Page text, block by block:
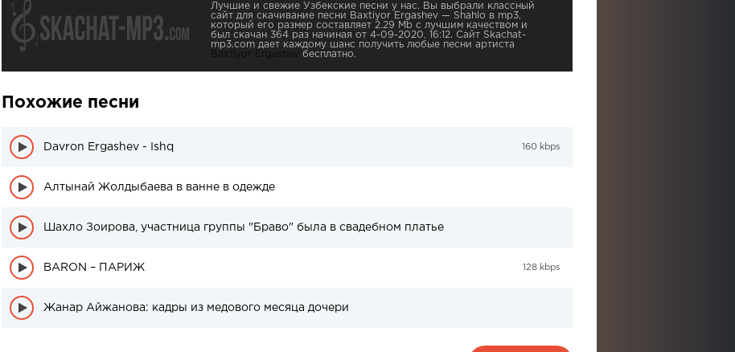
Лучшие и свежие Узбекские песни у нас. Вы выбрали классный
сайт для скачивание песни Baxtiyor Ergashev — Shahlo в mp3,
который его размер составляет 2.29 Mb с лучшим качеством и
был скачан 364 раз начиная от 4-09-2020, 16:12. Сайт Skachat-
mp3.com дает каждому шанс получить любые песни артиста
Baxtiyor Ergashev
бесплатно.
Похожие песни
Davron Ergashev - Ishq 160 kbps
Алтынай Жолдыбаева в ванне в одежде
Шахло Зоирова, участница группы "Браво" была в свадебном платье
BARON – ПАРИЖ 128 kbps
Жанар Айжанова: кадры из медового месяца дочери